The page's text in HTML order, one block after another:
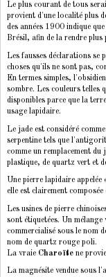
Le plus courant de tous
provient d'une localité plus
des années 1900 indique
Brésil, afin de la rendre
Les fausses déclarations se
choses qu'ils ne sont pas,
En termes simples,
sombre. Les couleurs telles
disponibles parce que la
usage lapidaire.
Le jade est considéré
serpentine tels que
comme un remplacement du
plastique, de quartz vert et
Une pierre lapidaire
elle est clairement
Les usines de pierre
sont étiquetées. Un
commercialisé sous le nom
nom de quartz rouge poli.
La vraie Charoïtene
La magnésite vendue sous